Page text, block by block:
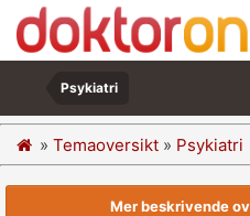
Psykiatri
» Temaoversikt » Psykiatri
Mer beskrivende